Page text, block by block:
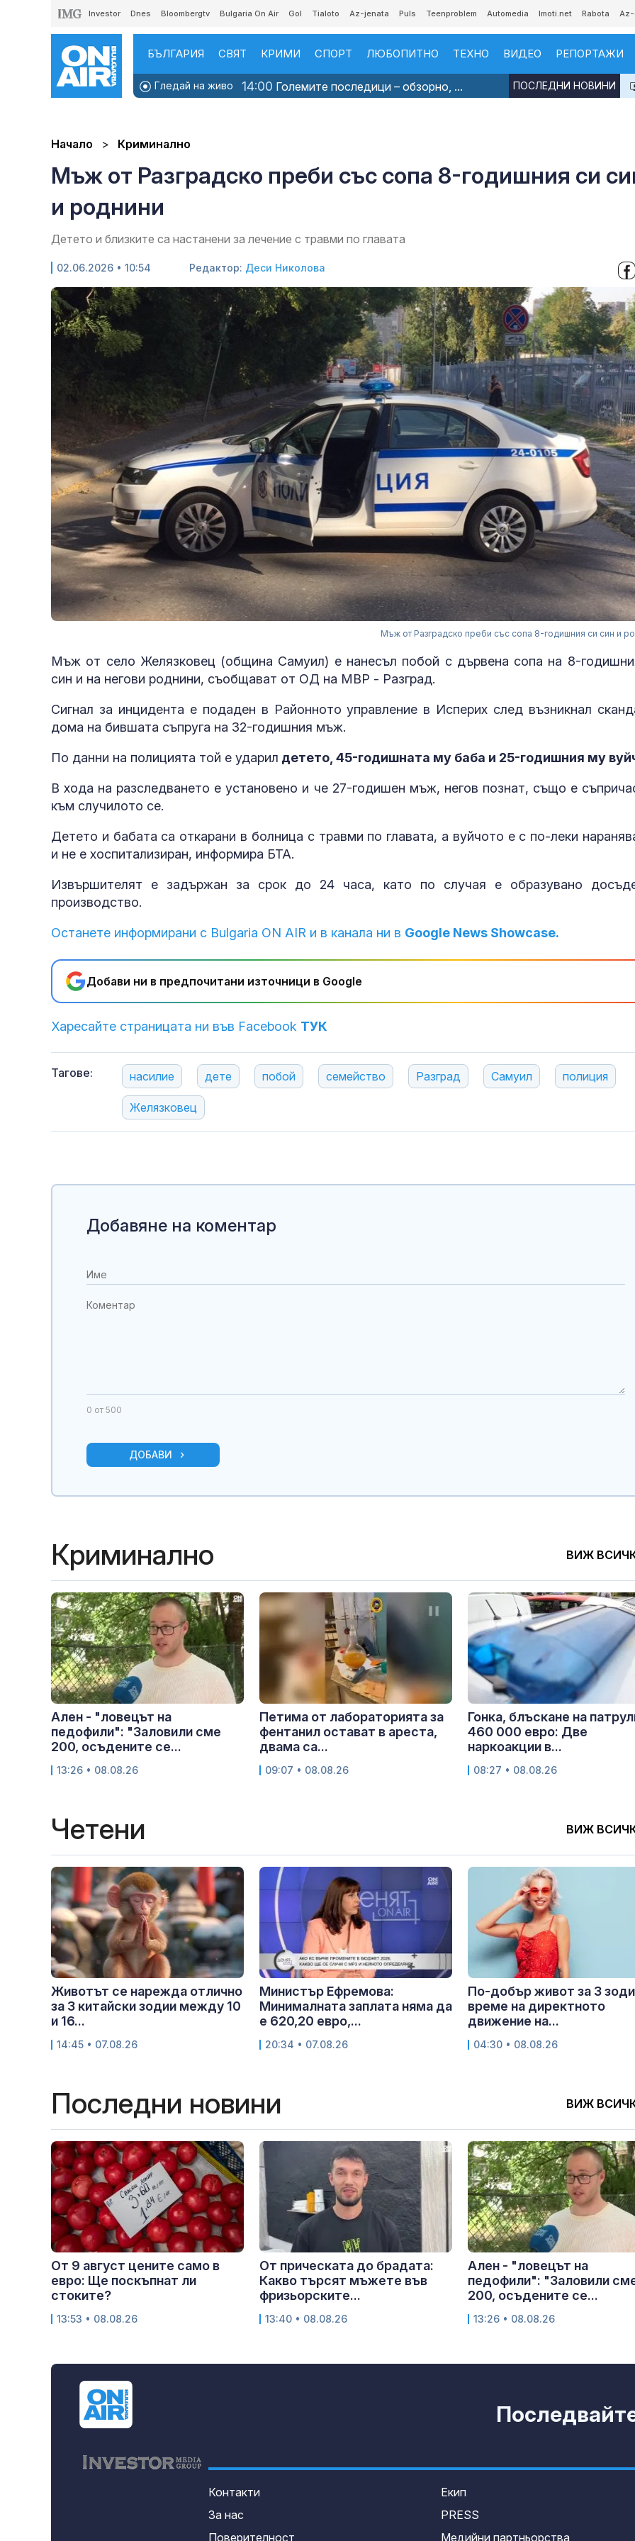
Investor Dnes Bloombergtv Bulgaria On Air Gol Tialoto Az-jenata Puls Teenproblem Automedia Imoti.net Rabota
БЪЛГАРИЯ СВЯТ КРИМИ СПОРТ ЛЮБОПИТНО ТЕХНО ВИДЕО РЕПОРТАЖИ
Гледай на живо 14:00 Големите последици – обзорно, ... ПОСЛЕДНИ НОВИНИ
Начало Криминално
Мъж от Разградско преби със сопа 8-годишния си
и роднини
Детето и близките са настанени за лечение с травми по главата
02.06.2026 • 10:54 Редактор: Деси Николова
Мъж от Разградско преби със сопа 8-годишния си син и
Мъж от село Желязковец (община Самуил) е нанесъл побой с дървена сопа на 8-
син и на негови роднини, съобщават от ОД на МВР - Разград.
Сигнал за инцидента е подаден в Районното управление в Исперих след възникнал
дома на бившата съпруга на 32-годишния мъж.
По данни на полицията той е ударил детето, 45-годишната му баба и 25-годишния му
В хода на разследването е установено и че 27-годишен мъж, негов познат, също е
към случилото се.
Детето и бабата са откарани в болница с травми по главата, а вуйчото е с по-леки
и не е хоспитализиран, информира БТА.
Извършителят е задържан за срок до 24 часа, като по случая е образувано
производство.
Останете информирани с Bulgaria ON AIR и в канала ни в Google News Showcase.
Добави ни в предпочитани източници в Google
Харесайте страницата ни във Facebook ТУК
Тагове: насилие дете побой семейство Разград Самуил полиция
Желязковец
критична
малолетно
Министърът
отбраната:
усилихме
Добавяне на коментар
0 от 500
ДОБАВИ
Криминално ВИЖ
Ален - "ловецът на
педофили": "Заловили сме
200, осъдените се...
13:26 • 08.08.26
Петима от лабораторията за
фентанил остават в ареста,
двама са...
09:07 • 08.08.26
Гонка, блъскане на
460 000 евро: Две
наркоакции в...
08:27 • 08.08.26
Четени ВИЖ
Животът се нарежда отлично
за 3 китайски зодии между 10
и 16...
14:45 • 07.08.26
Министър Ефремова:
Минималната заплата няма да
е 620,20 евро,...
20:34 • 07.08.26
По-добър живот за 3
време на директното
движение на...
04:30 • 08.08.26
Последни новини ВИЖ
От 9 август цените само в
евро: Ще поскъпнат ли
стоките?
13:53 • 08.08.26
От прическата до брадата:
Какво търсят мъжете във
фризьорските...
13:40 • 08.08.26
Ален - "ловецът на
педофили": "Заловили
200, осъдените се...
13:26 • 08.08.26
Контакти
За нас
Поверителност
Екип
PRESS
Медийни партньорства